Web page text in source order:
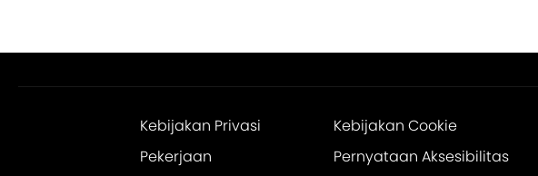
Kebijakan Privasi Kebijakan Cookie
Pekerjaan
Pernyataan Aksesibilitas